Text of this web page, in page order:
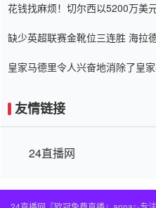
花钱找麻烦！切尔西以5200万美
缺少英超联赛金靴位三连胜 海拉
皇家马德里令人兴奋地消除了皇
友情链接
24直播网